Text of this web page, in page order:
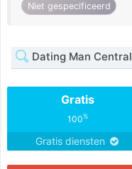
Niet gespecificeerd
Dating Man Central
Gratis
100%
Gratis diensten